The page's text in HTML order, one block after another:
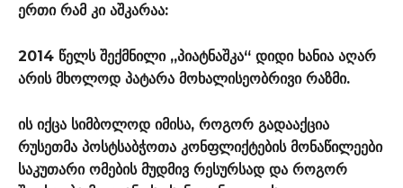
ერთი რამ კი აშკარაა:
2014 წელს შექმნილი „პიატნაშკა“ დიდი ხანია აღარ
არის მხოლოდ პატარა მოხალისეობრივი რაზმი.
ის იქცა სიმბოლოდ იმისა, როგორ გადააქცია
რუსეთმა პოსტსაბჭოთა კონფლიქტების მონაწილეები
საკუთარი ომების მუდმივ რესურსად და როგორ